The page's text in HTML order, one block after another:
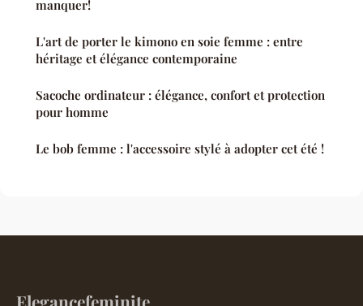
manquer!
L'art de porter le kimono en soie femme : entre
héritage et élégance contemporaine
Sacoche ordinateur : élégance, confort et protection
pour homme
Le bob femme : l'accessoire stylé à adopter cet été !
Elegancefeminite